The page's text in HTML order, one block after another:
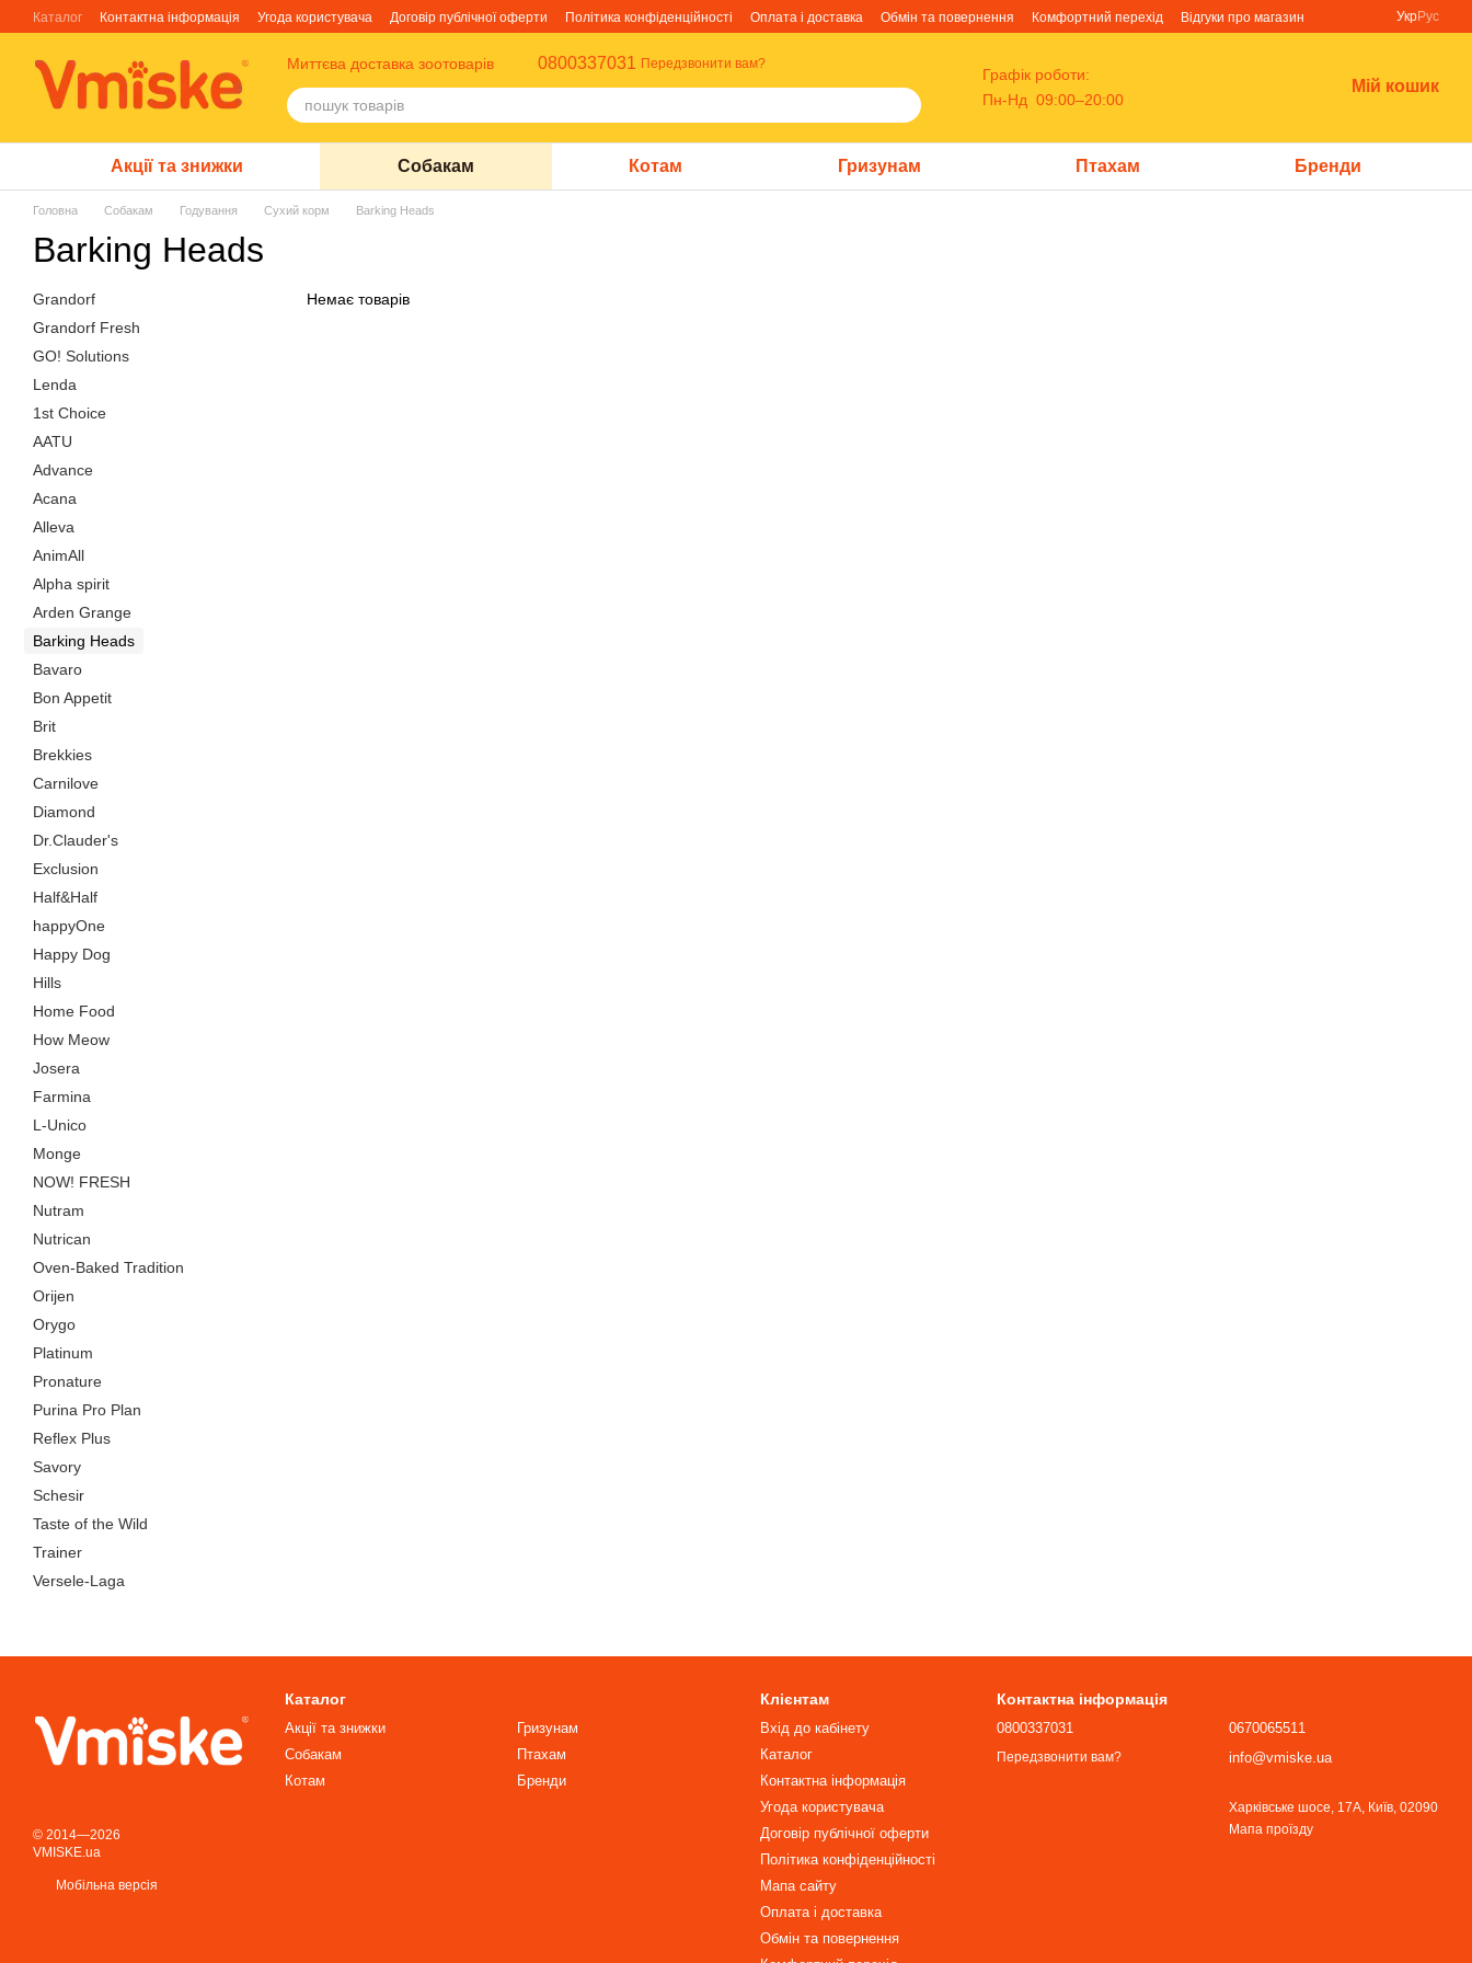
Перейти до основного контенту
Каталог Контактна інформація Угода користувача Договір публічної оферти Політика конфіденційності Оплата і доставка Обмін та повернення Комфортний перехід
Відгуки про магазин
УкрРус
Миттєва доставка зоотоварів 0800337031 Передзвонити вам?
Графік роботи:
Пн-Нд 09:00–20:00
Мій кошик
Акції та знижки Собакам Котам Гризунам Птахам Бренди
Головна Собакам Годування Сухий корм Barking Heads
Barking Heads
Немає товарів
Grandorf
Grandorf Fresh
GO! Solutions
Lenda
1st Choice
AATU
Advance
Acana
Alleva
AnimAll
Alpha spirit
Arden Grange
Barking Heads
Bavaro
Bon Appetit
Brit
Brekkies
Carnilove
Diamond
Dr.Clauder's
Exclusion
Half&Half
happyOne
Happy Dog
Hills
Home Food
How Meow
Josera
Farmina
L-Unico
Monge
NOW! FRESH
Nutram
Nutrican
Oven-Baked Tradition
Orijen
Orygo
Platinum
Pronature
Purina Pro Plan
Reflex Plus
Savory
Schesir
Taste of the Wild
Trainer
Versele-Laga
© 2014—2026
VMISKE.ua
Мобільна версія
Каталог
Акції та знижки
Собакам
Котам
Гризунам
Птахам
Бренди
Клієнтам
Вхід до кабінету
Каталог
Контактна інформація
Угода користувача
Договір публічної оферти
Політика конфіденційності
Мапа сайту
Оплата і доставка
Обмін та повернення
Контактна інформація
0800337031
Передзвонити вам?
0670065511
info@vmiske.ua
Харківське шосе, 17А, Київ, 02090
Мапа проїзду